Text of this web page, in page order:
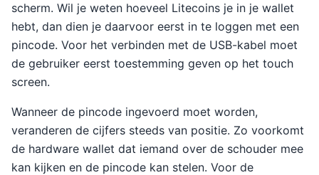
scherm. Wil je weten hoeveel Litecoins je in je wallet
hebt, dan dien je daarvoor eerst in te loggen met een
pincode. Voor het verbinden met de USB-kabel moet
de gebruiker eerst toestemming geven op het touch
screen.
Wanneer de pincode ingevoerd moet worden,
veranderen de cijfers steeds van positie. Zo voorkomt
de hardware wallet dat iemand over de schouder mee
kan kijken en de pincode kan stelen. Voor de